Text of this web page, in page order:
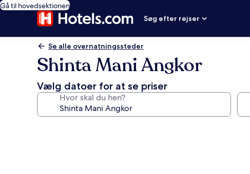
Gå til hovedsektionen
Søg efter rejser
Se alle overnatningssteder
Shinta Mani Angkor
Vælg datoer for at se priser
Hvor skal du hen?